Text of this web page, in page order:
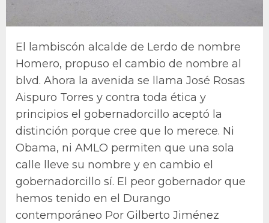
El lambiscón alcalde de Lerdo de nombre
Homero, propuso el cambio de nombre al
blvd. Ahora la avenida se llama José Rosas
Aispuro Torres y contra toda ética y
principios el gobernadorcillo aceptó la
distinción porque cree que lo merece. Ni
Obama, ni AMLO permiten que una sola
calle lleve su nombre y en cambio el
gobernadorcillo sí. El peor gobernador que
hemos tenido en el Durango
contemporáneo Por Gilberto Jiménez